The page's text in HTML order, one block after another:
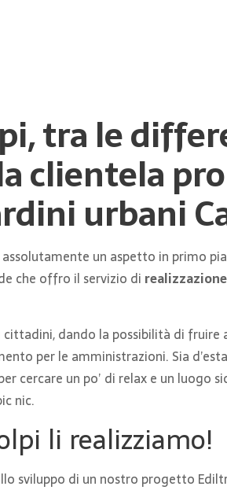
tra le
clientela
urbani
un aspetto in primo
che offro il servizio di
dando la possibilità di fruire
per le amministrazioni. Sia
cercare un po’ di relax e un luogo
nic.
li realizziamo!
sviluppo di un nostro progetto